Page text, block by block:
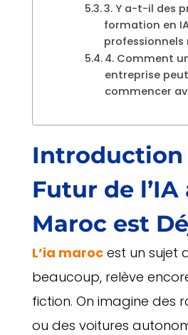
3. Y a-t-il des
formation en
professionnels
4. Comment
entreprise
commencer
Introduction
Futur de l’IA
Maroc est
L’ia marocest un sujet
beaucoup, relève
fiction. On imagine des
ou des voitures